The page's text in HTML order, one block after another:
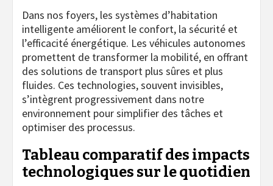
Dans nos foyers, les systèmes d’habitation
intelligente améliorent le confort, la sécurité et
l’efficacité énergétique. Les véhicules autonomes
promettent de transformer la mobilité, en offrant
des solutions de transport plus sûres et plus
fluides. Ces technologies, souvent invisibles,
s’intègrent progressivement dans notre
environnement pour simplifier des tâches et
optimiser des processus.
Tableau comparatif des impacts
technologiques sur le quotidien